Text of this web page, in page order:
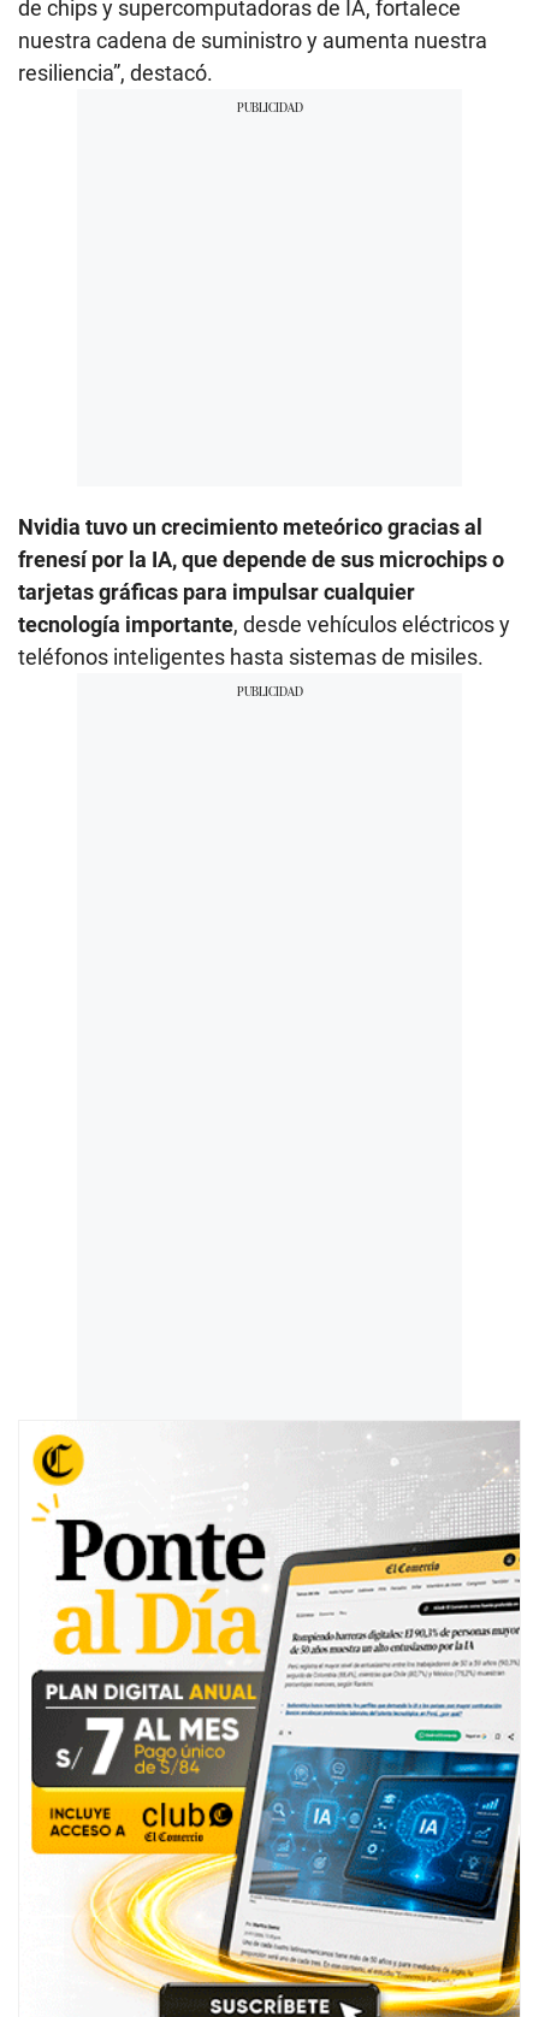
de chips y supercomputadoras de IA, fortalece
nuestra cadena de suministro y aumenta nuestra
resiliencia”, destacó.
Nvidia tuvo un crecimiento meteórico gracias al
frenesí por la IA, que depende de sus microchips o
tarjetas gráficas para impulsar cualquier
tecnología importante, desde vehículos eléctricos y
teléfonos inteligentes hasta sistemas de misiles.